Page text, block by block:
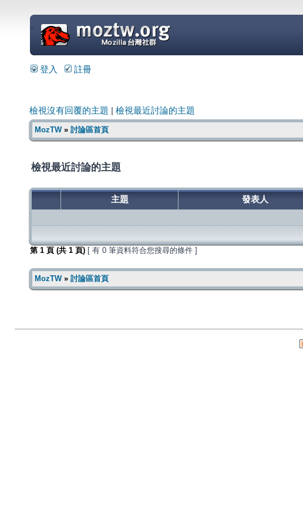
=
登入 註冊
檢視沒有回覆的主題 檢視最近討論的主題
MozTW» 討論區首頁
檢視最近討論的主題
主題 發表人
第 1 頁 (共 1 頁) [ 有 0 筆資料符合您搜尋的條件 ]
MozTW» 討論區首頁